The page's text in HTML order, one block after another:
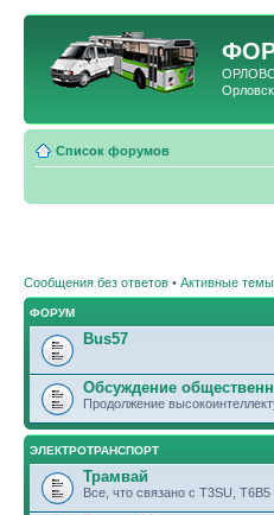
Список форумов
Сообщения без ответов • Активные темы
ФОРУМ
Bus57
Обсуждение
Продолжение
ЭЛЕКТРОТРАНСПОРТ
Трамвай
Все, что связано с T3SU,